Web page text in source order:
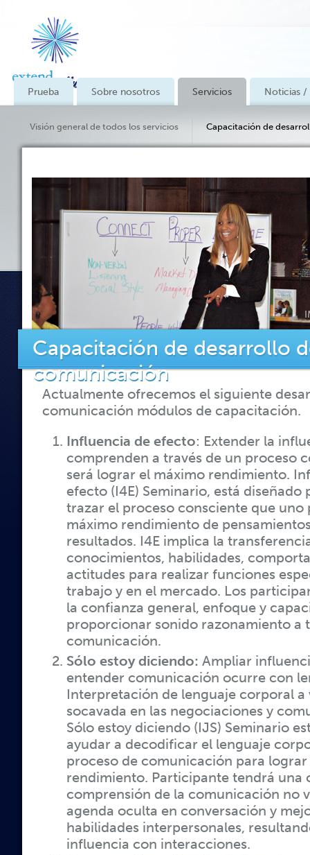
Prueba Sobre nosotros Servicios Noticias /
Visión general de todos los servicios Capacitación de
Capacitación de desarrollo
comunicación
Actualmente ofrecemos el siguiente
comunicación módulos de capacitación.
Influencia de efecto: Extender la
comprenden a través de un proceso
será lograr el máximo rendimiento.
efecto (I4E) Seminario, está diseñado
trazar el proceso consciente que uno
máximo rendimiento de
resultados. I4E implica la
conocimientos, habilidades,
actitudes para realizar funciones
trabajo y en el mercado. Los
la confianza general, enfoque y
proporcionar sonido razonamiento a
comunicación.
Sólo estoy diciendo: Ampliar
entender comunicación ocurre con
Interpretación de lenguaje corporal a
socavada en las negociaciones y
Sólo estoy diciendo (IJS) Seminario
ayudar a decodificar el lenguaje
proceso de comunicación para
rendimiento. Participante tendrá una
comprensión de la comunicación no
agenda oculta en conversación y
habilidades interpersonales,
influencia con interacciones.